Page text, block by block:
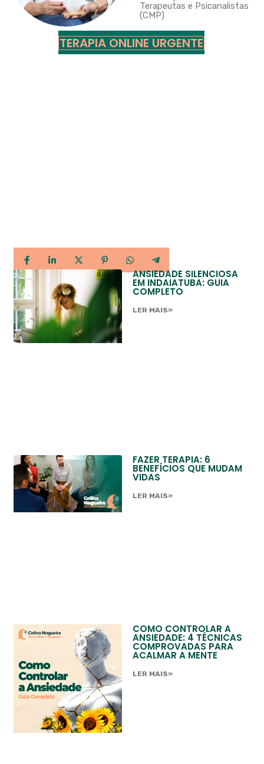
Terapeutas e Psicanalistas
(CMP)
TERAPIA ONLINE URGENTE
ANSIEDADE SILENCIOSA
EM INDAIATUBA: GUIA
COMPLETO
LER MAIS»
FAZER TERAPIA: 6
BENEFÍCIOS QUE MUDAM
VIDAS
LER MAIS»
COMO CONTROLAR A
ANSIEDADE: 4 TÉCNICAS
COMPROVADAS PARA
ACALMAR A MENTE
LER MAIS»